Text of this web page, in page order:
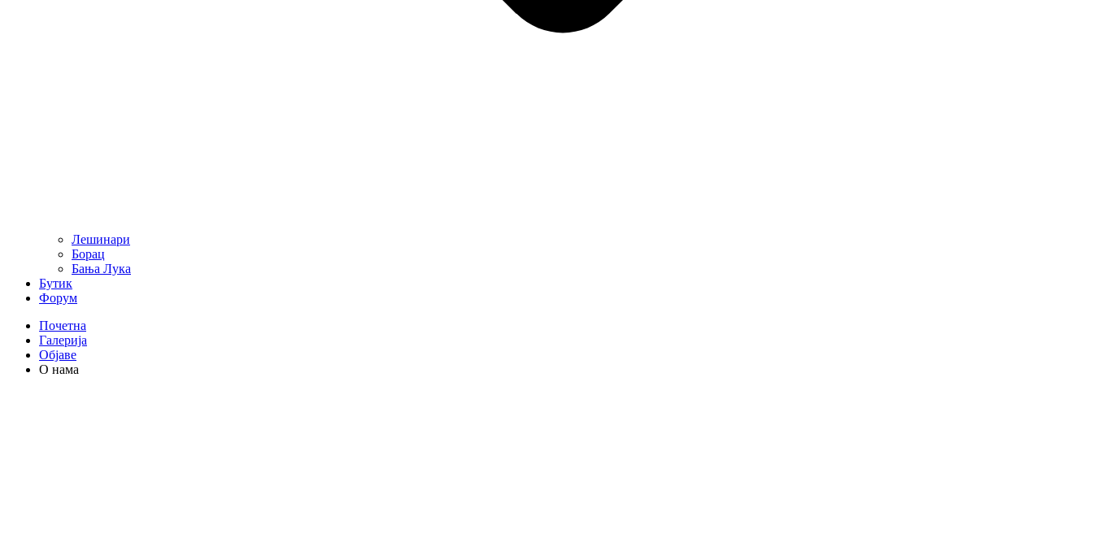
Лешинари
Борац
Бања Лука
Бутик
Форум
Почетна
Галерија
Објаве
О нама